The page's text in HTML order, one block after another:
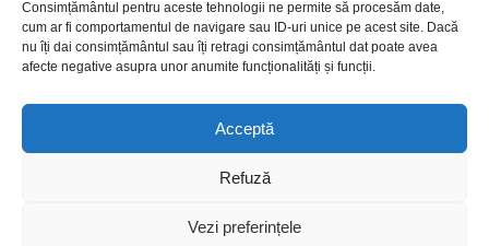
Consimțământul pentru aceste tehnologii ne permite să procesăm date,
cum ar fi comportamentul de navigare sau ID-uri unice pe acest site. Dacă
nu îți dai consimțământul sau îți retragi consimțământul dat poate avea
afecte negative asupra unor anumite funcționalități și funcții.
Acceptă
Refuză
Vezi preferințele
Politic
Economie
561
Despre Noi Termeni si conditii